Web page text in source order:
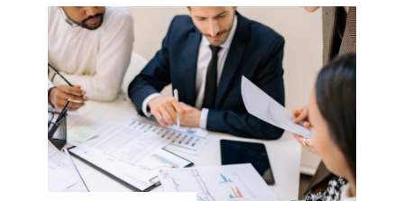
Gestión
es
una
“Fábrica
de
Papeles”?